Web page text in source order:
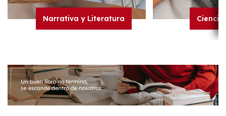
Narrativa y Literatura